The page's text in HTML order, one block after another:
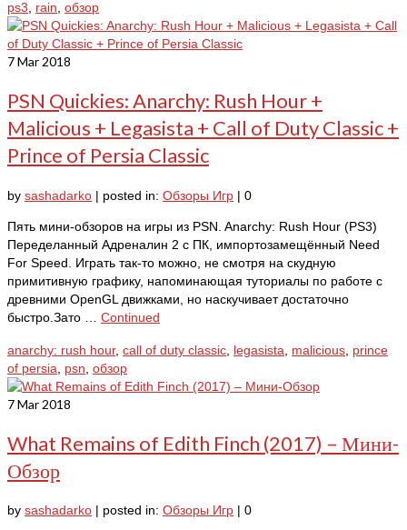
ps3 rain обзор
7Mar 2018
PSN Quickies: Anarchy: Rush Hour +
Malicious + Legasista + Call of Duty Classic +
Prince of Persia Classic
by sashadarko | posted in: Обзоры Игр | 0
Пять мини-обзоров на игры из PSN. Anarchy: Rush Hour (PS3)
Переделанный Адреналин 2 с ПК, импортозамещённый Need
For Speed. Играть так-то можно, не смотря на скудную
примитивную графику, напоминающая туториалы по работе с
древними OpenGL движками, но наскучивает достаточно
быстро.Зато … Continued
anarchy: rush hour, call of duty classic legasista malicious prince
of persia
psn обзор
7Mar 2018
What Remains of Edith Finch (2017) – Мини-
Обзор
by sashadarko | posted in: Обзоры Игр | 0